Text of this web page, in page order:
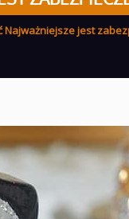
Najważniejsze jest